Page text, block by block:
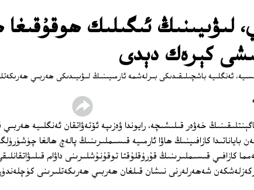
لىۋىيىنىڭ ئىگىلىك
كېرەك دېدى
خەۋەر قىلىشىچە، رايوندا ۋەزىپە ئۆتەۋاتقان ئەنگلىيە
باياناتىدا كازافىينىڭ ھاۋا ئارمىيە قىسىملىرىنىڭ پالەچ ھالغا
كازافىي قىسىملىرىنىڭ قۇرۇقلۇقتا توقۇنۇشلىرىنى داۋام
شەھەرلەرنى نىشان قىلغان ھەربىي ھەرىكەتلىرىنى